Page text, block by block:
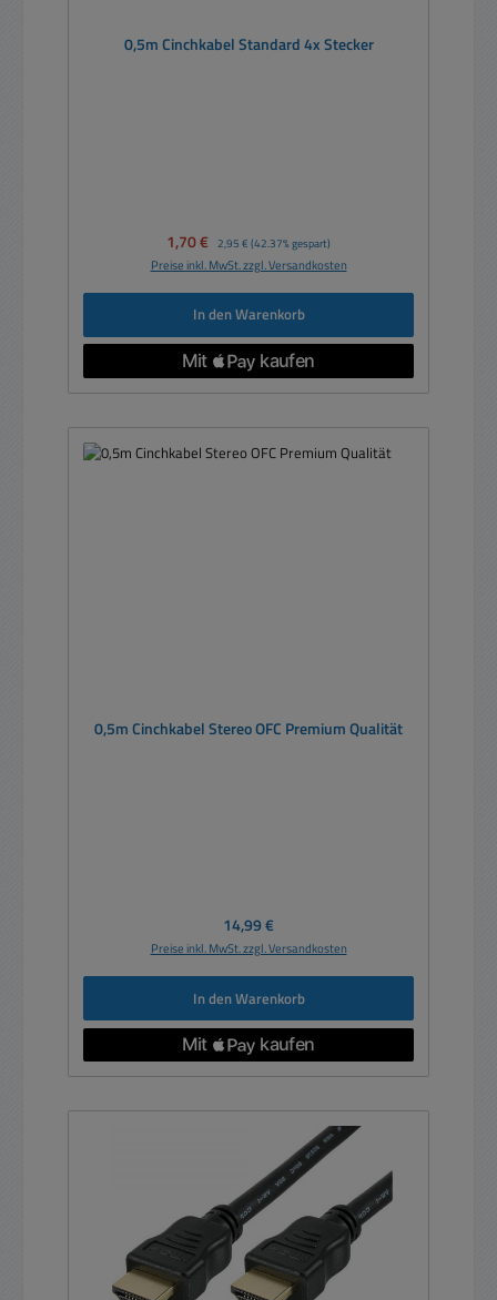
0,5m Cinchkabel Standard 4x Stecker
Verkaufspreis:
1,70 € Regulärer Preis:
2,95 € (42.37% gespart)
Preise inkl. MwSt. zzgl. Versandkosten
In den Warenkorb
0,5m Cinchkabel Stereo OFC Premium Qualität
Regulärer Preis:
14,99 €
Preise inkl. MwSt. zzgl. Versandkosten
In den Warenkorb